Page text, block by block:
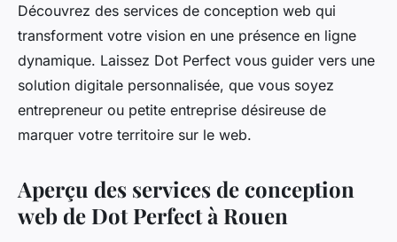
Découvrez des services de conception web qui
transforment votre vision en une présence en ligne
dynamique. Laissez Dot Perfect vous guider vers une
solution digitale personnalisée, que vous soyez
entrepreneur ou petite entreprise désireuse de
marquer votre territoire sur le web.
Aperçu des services de conception
web de Dot Perfect à Rouen